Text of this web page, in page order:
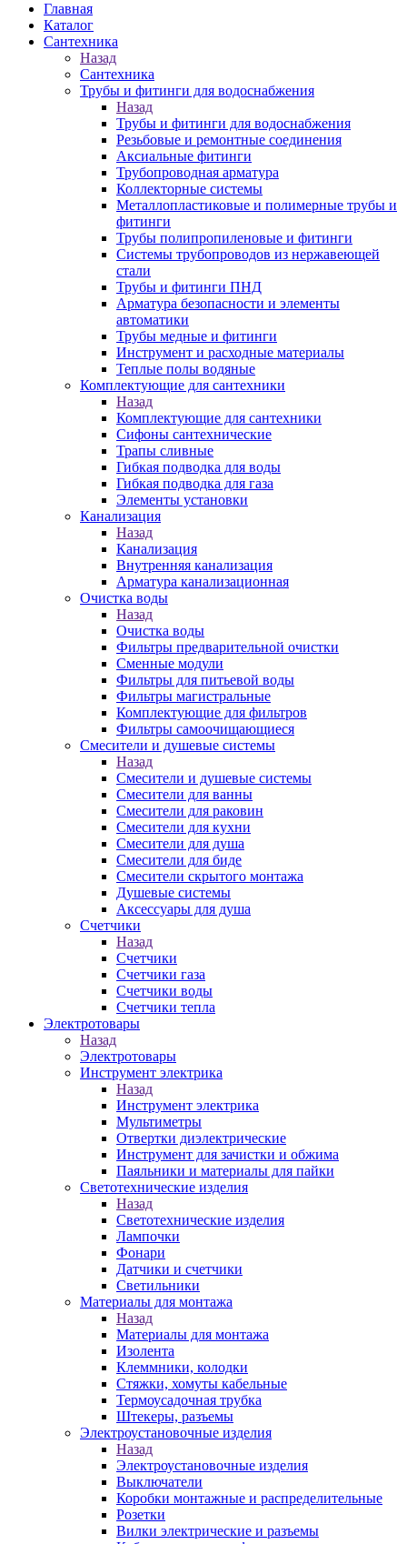
Главная
Каталог
Сантехника
Назад
Сантехника
Трубы и фитинги для водоснабжения
Назад
Трубы и фитинги для водоснабжения
Резьбовые и ремонтные соединения
Аксиальные фитинги
Трубопроводная арматура
Коллекторные системы
Металлопластиковые и полимерные трубы и
фитинги
Трубы полипропиленовые и фитинги
Системы трубопроводов из нержавеющей
стали
Трубы и фитинги ПНД
Арматура безопасности и элементы
автоматики
Трубы медные и фитинги
Инструмент и расходные материалы
Теплые полы водяные
Комплектующие для сантехники
Назад
Комплектующие для сантехники
Сифоны сантехнические
Трапы сливные
Гибкая подводка для воды
Гибкая подводка для газа
Элементы установки
Канализация
Назад
Канализация
Внутренняя канализация
Арматура канализационная
Очистка воды
Назад
Очистка воды
Фильтры предварительной очистки
Сменные модули
Фильтры для питьевой воды
Фильтры магистральные
Комплектующие для фильтров
Фильтры самоочищающиеся
Смесители и душевые системы
Назад
Смесители и душевые системы
Смесители для ванны
Смесители для раковин
Смесители для кухни
Смесители для душа
Смесители для биде
Смесители скрытого монтажа
Душевые системы
Аксессуары для душа
Счетчики
Назад
Счетчики
Счетчики газа
Счетчики воды
Счетчики тепла
Электротовары
Назад
Электротовары
Инструмент электрика
Назад
Инструмент электрика
Мультиметры
Отвертки диэлектрические
Инструмент для зачистки и обжима
Паяльники и материалы для пайки
Светотехнические изделия
Назад
Светотехнические изделия
Лампочки
Фонари
Датчики и счетчики
Светильники
Материалы для монтажа
Назад
Материалы для монтажа
Изолента
Клеммники, колодки
Стяжки, хомуты кабельные
Термоусадочная трубка
Штекеры, разъемы
Электроустановочные изделия
Назад
Электроустановочные изделия
Выключатели
Коробки монтажные и распределительные
Розетки
Вилки электрические и разъемы